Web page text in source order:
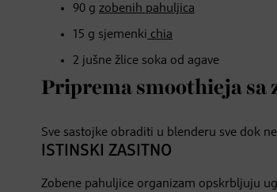
90 g zobenih pahuljica
15 g sjemenki chia
2 jušne žlice soka od agave
Priprema smoothieja sa
Sve sastojke obraditi u blenderu sve dok
ISTINSKI ZASITNO
Zobene pahuljice organizam opskrbljuju